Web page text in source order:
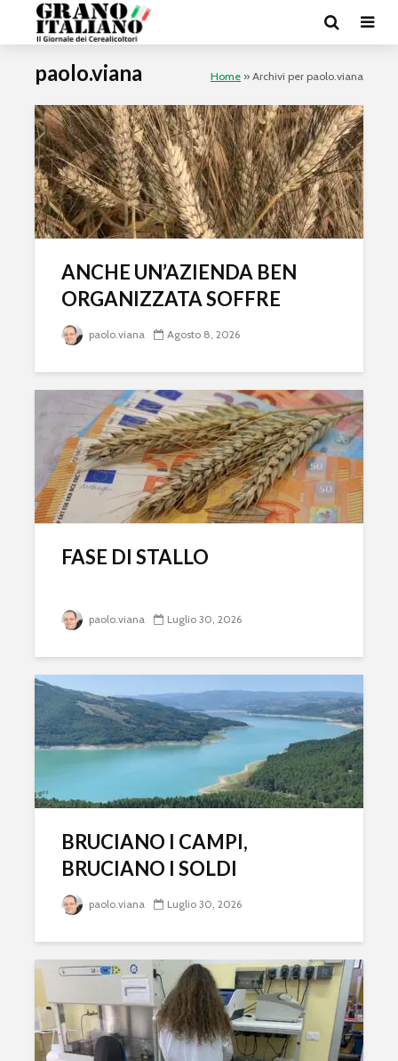
paolo.viana Home » Archivi per paolo.viana
ANCHE UN’AZIENDA BEN
ORGANIZZATA SOFFRE
paolo.viana Agosto 8, 2026
FASE DI STALLO
paolo.viana Luglio 30, 2026
BRUCIANO I CAMPI,
BRUCIANO I SOLDI
paolo.viana Luglio 30, 2026